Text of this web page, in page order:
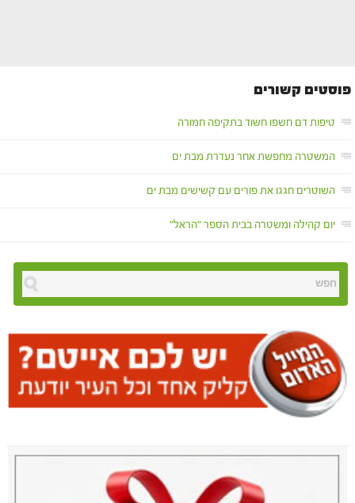
פוסטים קשורים
טיפות דם חשפו חשוד בתקיפה חמורה
המשטרה מחפשת אחר נעדרת מבת ים
השוטרים חגגו את פורים עם קשישים מבת ים
יום קהילה ומשטרה בבית הספר "הראל"